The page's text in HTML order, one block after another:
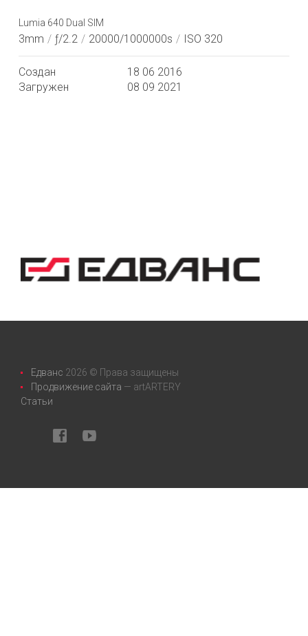
Lumia 640 Dual SIM
3mm / ƒ/2.2 / 20000/1000000s / ISO 320
Создан
18 06 2016
Загружен
08 09 2021
Едванс 2026 © Права защищены
Продвижение сайта — artARTERY
Статьи
facebook